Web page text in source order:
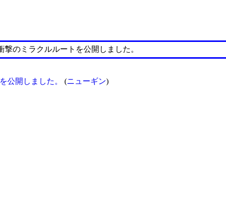
撃のミラクルルートを公開しました。
公開しました。 (ニューギン)